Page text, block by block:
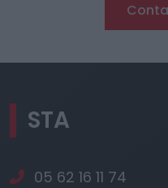
STA
05 62 16 11 74